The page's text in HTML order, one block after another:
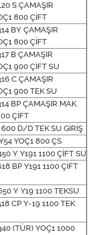
S ÇAMAŞIR
800 ÇİFT
BY ÇAMAŞIR
800 ÇİFT
B ÇAMAŞIR
900 ÇİFT SU
C ÇAMAŞIR
900 TEK SU
BP ÇAMAŞIR MAK.
ÇİFT
D/D TEK SU GİRİŞ
YOÇ1 800 ÇS
Y Y191 1100 ÇİFT SU
BP Y191 1100 ÇİFT
Y Y19 1100 TEKSU
CP Y-19 1100 TEK
(TÜR) YOÇ1 1000